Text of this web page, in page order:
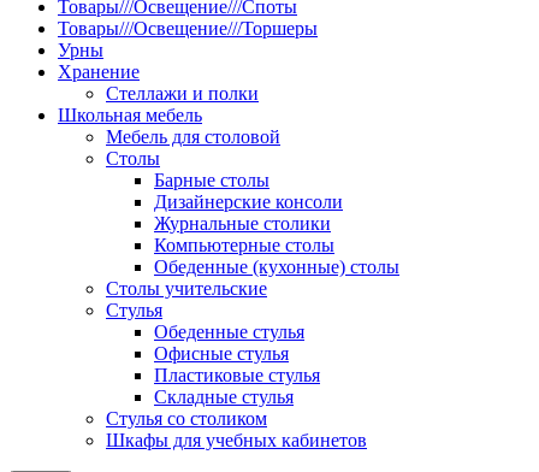
Товары///Освещение///Споты
Товары///Освещение///Торшеры
Урны
Хранение
Стеллажи и полки
Школьная мебель
Мебель для столовой
Столы
Барные столы
Дизайнерские консоли
Журнальные столики
Компьютерные столы
Обеденные (кухонные) столы
Столы учительские
Стулья
Обеденные стулья
Офисные стулья
Пластиковые стулья
Складные стулья
Стулья со столиком
Шкафы для учебных кабинетов